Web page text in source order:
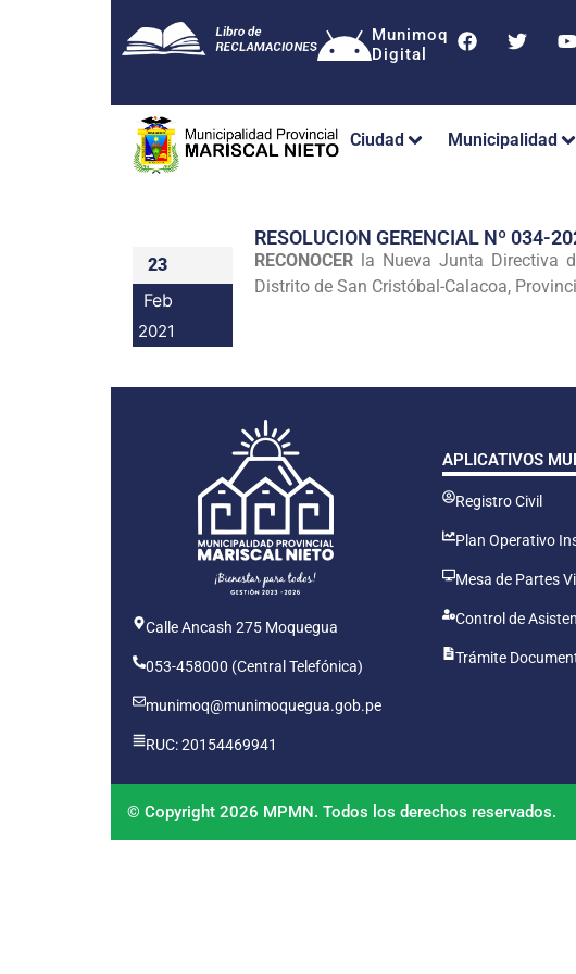
Munimoq
Digital
Ciudad Municipalidad
23
Feb
2021
RESOLUCION GERENCIAL Nº 034-
RECONOCER la Nueva Junta Directiva
Distrito de San Cristóbal-Calacoa,
Calle Ancash 275 Moquegua
053-458000 (Central Telefónica)
munimoq@munimoquegua.gob.pe
RUC: 20154469941
APLICATIVOS
Registro Civil
Plan Operativo
Mesa de Partes
Control de
Trámite
© Copyright 2026 MPMN. Todos los derechos reservados.